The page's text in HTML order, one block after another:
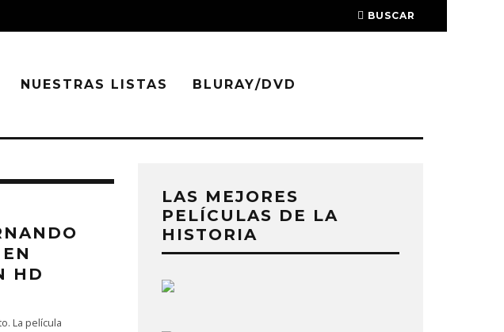
BUSCAR
NUESTRAS LISTAS BLURAY/DVD
HD
La película
LAS MEJORES
PELÍCULAS DE LA
HISTORIA